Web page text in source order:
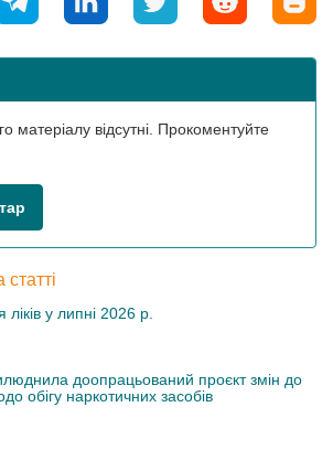
матеріалу відсутні. Прокоментуйте
ліків у липні 2026 р.
доопрацьований проєкт змін до
обігу наркотичних засобів